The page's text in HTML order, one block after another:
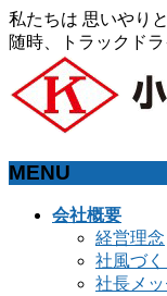
私たちは 思いやり
随時、トラックドラ
MENU
会社概要
経営理念
社風づく
社長メ